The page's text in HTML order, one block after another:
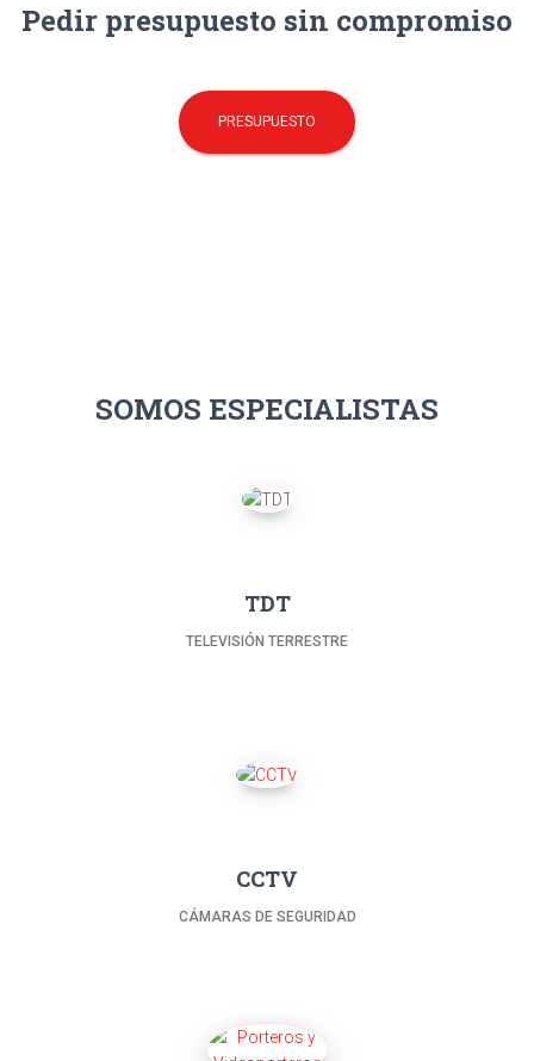
Pedir presupuesto sin compromiso
PRESUPUESTO
SOMOS ESPECIALISTAS
TDT
TELEVISIÓN TERRESTRE
CCTV
CÁMARAS DE SEGURIDAD